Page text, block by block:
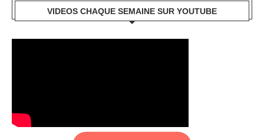
VIDEOS CHAQUE SEMAINE SUR YOUTUBE